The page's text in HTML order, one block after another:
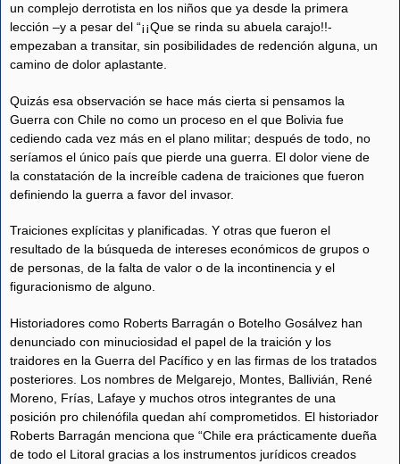
un complejo derrotista en los niños que ya desde la primera
lección –y a pesar del “¡¡Que se rinda su abuela carajo!!-
empezaban a transitar, sin posibilidades de redención alguna, un
camino de dolor aplastante.
Quizás esa observación se hace más cierta si pensamos la
Guerra con Chile no como un proceso en el que Bolivia fue
cediendo cada vez más en el plano militar; después de todo, no
seríamos el único país que pierde una guerra. El dolor viene de
la constatación de la increíble cadena de traiciones que fueron
definiendo la guerra a favor del invasor.
Traiciones explícitas y planificadas. Y otras que fueron el
resultado de la búsqueda de intereses económicos de grupos o
de personas, de la falta de valor o de la incontinencia y el
figuracionismo de alguno.
Historiadores como Roberts Barragán o Botelho Gosálvez han
denunciado con minuciosidad el papel de la traición y los
traidores en la Guerra del Pacífico y en las firmas de los tratados
posteriores. Los nombres de Melgarejo, Montes, Ballivián, René
Moreno, Frías, Lafaye y muchos otros integrantes de una
posición pro chilenófila quedan ahí comprometidos. El historiador
Roberts Barragán menciona que “Chile era prácticamente dueña
de todo el Litoral gracias a los instrumentos jurídicos creados